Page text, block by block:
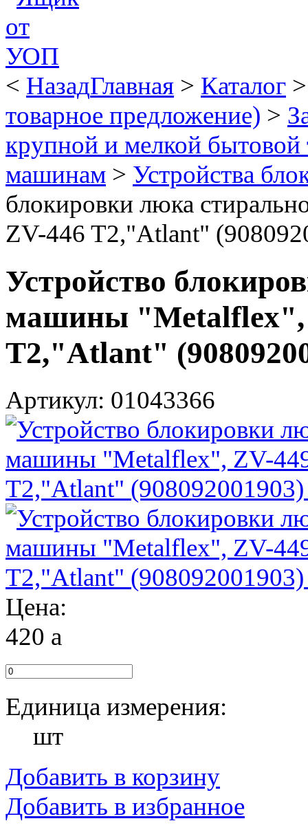
< НазадГлавная > Каталог
товарное предложение) >
крупной и мелкой бытовой
машинам > Устройства
блокировки люка
ZV-446 T2,"Atlant"
Устройство
машины "Metalflex",
T2,"Atlant"
Артикул: 01043366
Цена:
420 a
Единица измерения:
шт
Добавить в корзину
Добавить в избранное